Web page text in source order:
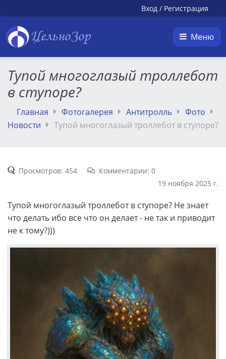
Вход / Регистрация
ЦельноЗор Меню
Тупой многоглазый троллебот
в ступоре?
Главная Фотогалерея Антитролль
Фото
Новости
Тупой многоглазый троллебот в ступоре?
Просмотров: 454
Комментарии: 0
19 ноября 2025 г.
Тупой многоглазый троллебот в ступоре? Не знает
что делать ибо все что он делает - не так и приводит
не к тому?)))